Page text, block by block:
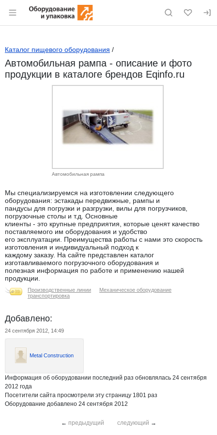
Раздел навигации по сайту eqinfo.ru
Каталог пищевого оборудования /
Автомобильная рампа - описание и фото
продукции в каталоге брендов Eqinfo.ru
Автомобильная рампа
Мы специализируемся на изготовлении следующего
оборудования: эстакады передвижные, рампы и
пандусы для погрузки и разгрузки, вилы для погрузчиков,
погрузочные столы и т.д. Основные
клиенты - это крупные предприятия, которые ценят качество
поставляемого им оборудования и удобство
его эксплуатации. Преимущества работы с нами это скорость
изготовления и индивидуальный подход к
каждому заказу. На сайте представлен каталог
изготавливаемого погрузочного оборудования и
полезная информация по работе и применению нашей
продукции.
Производственные линии
Механическое оборудование
транспортировка
Добавлено:
24 сентября 2012, 14:49
Metal Construction
Информация об оборудовании последний раз обновлялась 24 сентября
2012 года
Посетители сайта просмотрели эту страницу 1801 раз
Оборудование добавлено 24 сентября 2012
← предыдущий следующий →